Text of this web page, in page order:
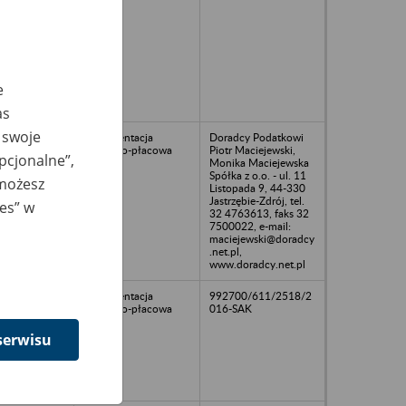
Dokumentacja
osobowo-płacowa
Doradcy Podatkowi
Piotr Maciejewski,
Monika Maciejewska
Spółka z o.o. - ul. 11
Listopada 9, 44-330
Jastrzębie-Zdrój, tel.
32 4763613, faks 32
7500022, e-mail:
maciejewski@doradcy
.net.pl,
www.doradcy.net.pl
Dokumentacja
osobowo-płacowa
992700/611/2518/2
016-SAK
w